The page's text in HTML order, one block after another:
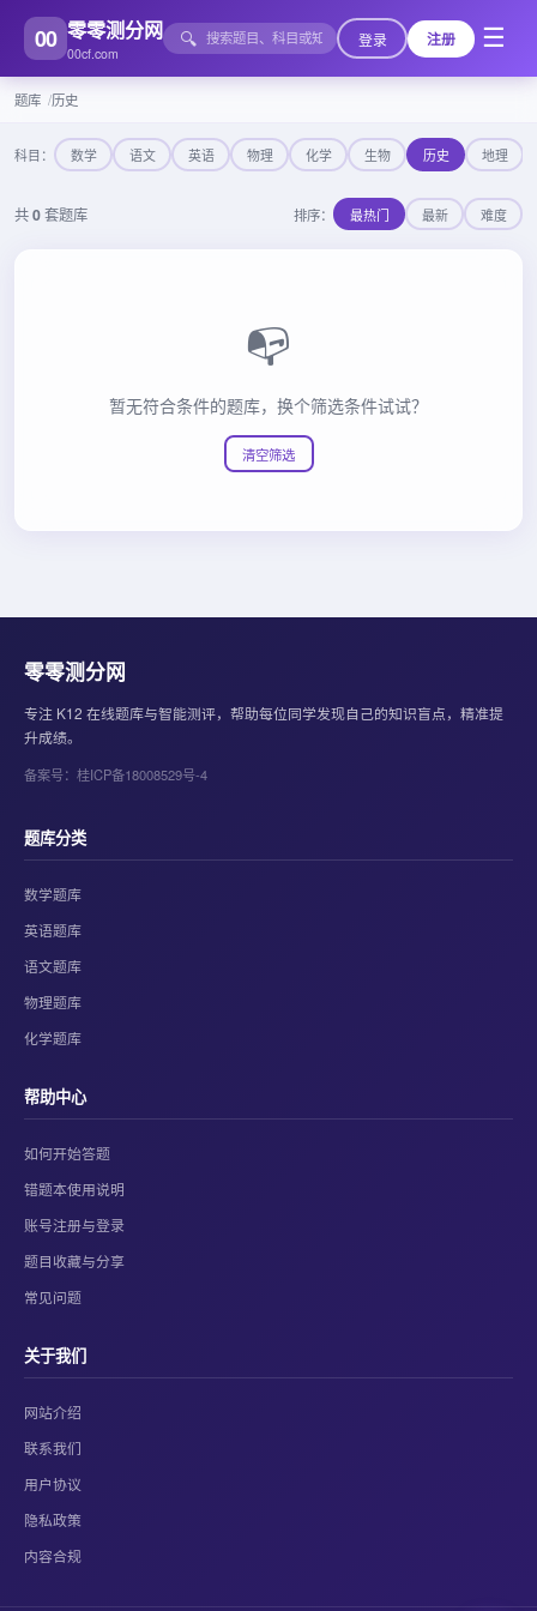
00 零零测分网
00cf.com
🔍 登录 注册 ☰
题库 历史
科目： 数学 语文 英语 物理 化学 生物 历史 地理
共0套题库 排序： 最热门 最新 难度
📭
暂无符合条件的题库，换个筛选条件试试？
清空筛选
零零测分网
专注 K12 在线题库与智能测评，帮助每位同学发现自己的知识盲点，精准提
升成绩。
备案号：桂ICP备18008529号-4
题库分类
数学题库
英语题库
语文题库
物理题库
化学题库
帮助中心
如何开始答题
错题本使用说明
账号注册与登录
题目收藏与分享
常见问题
关于我们
网站介绍
联系我们
用户协议
隐私政策
内容合规